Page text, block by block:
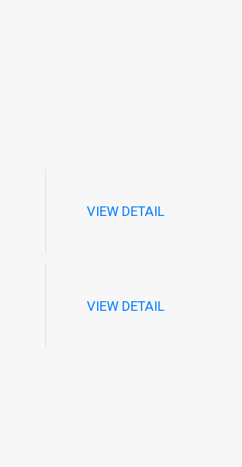
VIEW DETAIL
VIEW DETAIL